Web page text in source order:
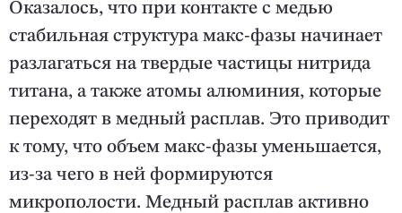
Оказалось, что при контакте с медью
стабильная структура макс-фазы начинает
разлагаться на твердые частицы нитрида
титана, а также атомы алюминия, которые
переходят в медный расплав. Это приводит
к тому, что объем макс-фазы уменьшается,
из-за чего в ней формируются
микрополости. Медный расплав активно